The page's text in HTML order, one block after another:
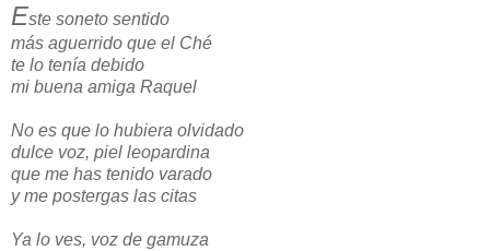
Este soneto sentido
más aguerrido que el Ché
te lo tenía debido
mi buena amiga Raquel
No es que lo hubiera olvidado
dulce voz, piel leopardina
que me has tenido varado
y me postergas las citas
Ya lo ves, voz de gamuza